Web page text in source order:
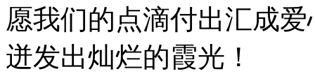
愿我们的点滴付出汇成
迸发出灿烂的霞光！